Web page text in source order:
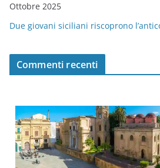
Ottobre 2025
Due giovani siciliani riscoprono
Commenti recenti